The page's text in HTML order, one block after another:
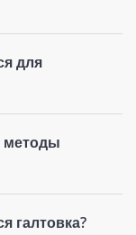
для
методы
галтовка?